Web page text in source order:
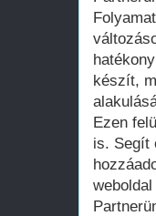
készít,
Ezen
is. Segít